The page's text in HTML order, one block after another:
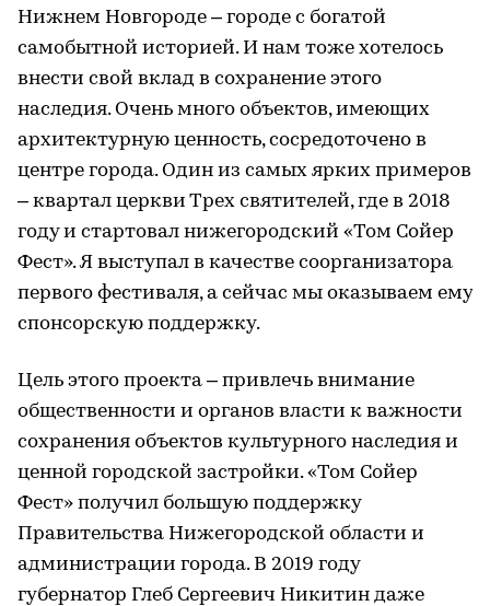
Нижнем Новгороде – городе с богатой
самобытной историей. И нам тоже хотелось
внести свой вклад в сохранение этого
наследия. Очень много объектов, имеющих
архитектурную ценность, сосредоточено в
центре города. Один из самых ярких примеров
– квартал церкви Трех святителей, где в 2018
году и стартовал нижегородский «Том Сойер
Фест». Я выступал в качестве соорганизатора
первого фестиваля, а сейчас мы оказываем ему
спонсорскую поддержку.
Цель этого проекта – привлечь внимание
общественности и органов власти к важности
сохранения объектов культурного наследия и
ценной городской застройки. «Том Сойер
Фест» получил большую поддержку
Правительства Нижегородской области и
администрации города. В 2019 году
губернатор Глеб Сергеевич Никитин даже